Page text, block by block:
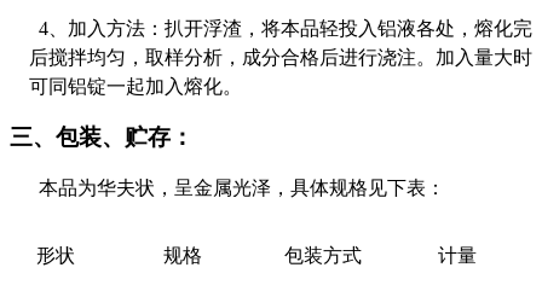
4 、加入方法：扒开浮渣，将本品轻投入铝液各处，熔化完
后搅拌均匀，取样分析，成分合格后进行浇注。加入量大时
可同铝锭一起加入熔化。
三、包装、贮存：
本品为华夫状，呈金属光泽，具体规格见下表：
形状 规格 包装方式 计量